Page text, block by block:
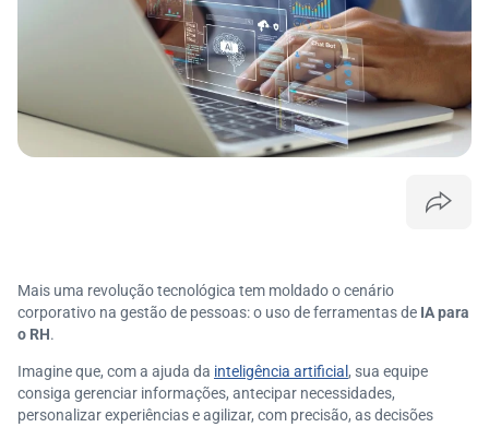
Mais uma revolução tecnológica tem moldado o cenário
corporativo na gestão de pessoas: o uso de ferramentas de IA para
o RH.
Imagine que, com a ajuda da inteligência artificial , sua equipe
consiga gerenciar informações, antecipar necessidades,
personalizar experiências e agilizar, com precisão, as decisões